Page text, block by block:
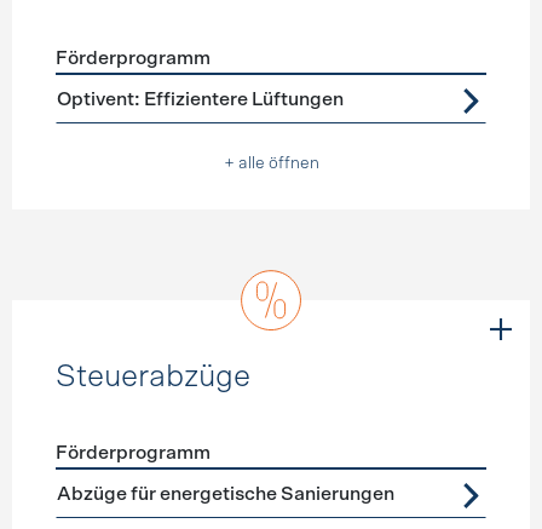
Förderprogramme Lüftung
Förderprogramm
Optivent: Effizientere Lüftungen
+ alle öffnen
Steuerabzüge
Förderprogramme Steuerabzüge
Förderprogramm
Abzüge für energetische Sanierungen